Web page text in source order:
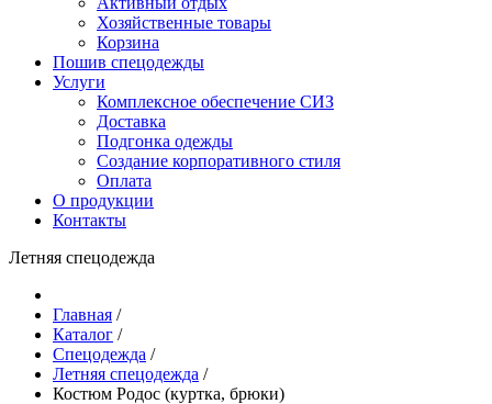
Хозяйственные товары
Корзина
Пошив спецодежды
Услуги
Комплексное обеспечение СИЗ
Доставка
Подгонка одежды
Создание корпоративного стиля
Оплата
О продукции
Контакты
Летняя спецодежда
Главная /
Каталог /
Спецодежда /
Летняя спецодежда /
Костюм Родос (куртка, брюки)